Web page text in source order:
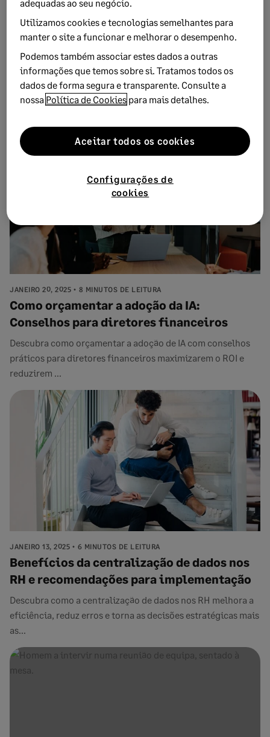
Como as ferramentas de inteligência
artificial podem revolucionar o seu
negócio
Descubra como as ferramentas de inteligência artificial
impulsionam eficiência, personalização e inovação nos
JANEIRO 20, 2025 8 MINUTOS DE LEITURA
Como orçamentar a adoção da IA:
Conselhos para diretores financeiros
Descubra como orçamentar a adoção de IA com conselhos
práticos para diretores financeiros maximizarem o ROI e
reduzirem ...
JANEIRO 13, 2025 6 MINUTOS DE LEITURA
Benefícios da centralização de dados nos
RH e recomendações para implementação
Descubra como a centralização de dados nos RH melhora a
eficiência, reduz erros e torna as decisões estratégicas mais
as...
adequadas ao seu negócio.
Utilizamos cookies e tecnologias semelhantes para
manter o site a funcionar e melhorar o desempenho.
Podemos também associar estes dados a outras
informações que temos sobre si. Tratamos todos os
dados de forma segura e transparente. Consulte a
nossa Política de Cookies para mais detalhes.
Configurações de
cookies
Aceitar todos os cookies